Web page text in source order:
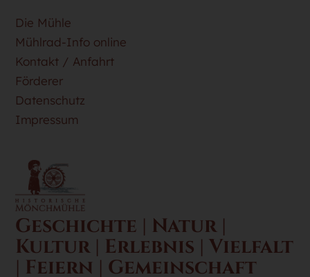
Geschichte | Natur |
Kultur | Erlebnis | Vielfalt
| Feiern | Gemeinschaft
Die Mühle
Mühlrad-Info online
Kontakt / Anfahrt
Förderer
Datenschutz
Impressum